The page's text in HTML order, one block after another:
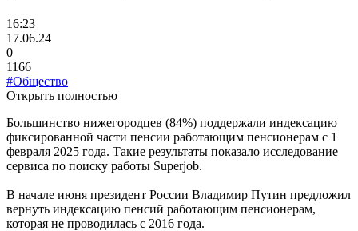
16:23
17.06.24
0
1166
#Общество
Открыть полностью
Большинство нижегородцев (84%) поддержали индексацию
фиксированной части пенсии работающим пенсионерам с 1
февраля 2025 года. Такие результаты показало исследование
сервиса по поиску работы Superjob.
В начале июня президент России Владимир Путин предложил
вернуть индексацию пенсий работающим пенсионерам,
которая не проводилась с 2016 года.